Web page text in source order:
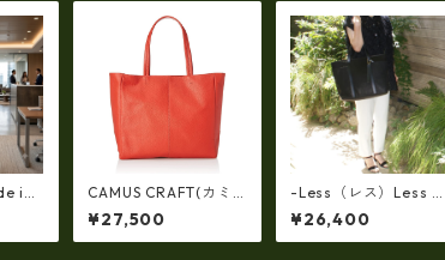
in j
グ
CAMUS CRAFT(カミ
ュクラフト) ビジネス
バッグ トートバッグ
日本製 撥水 軽量 ユニ
¥27,500
-Less（レス）Less D
ESIGN(レスデザイン)S
carred Texture（牛
革）斜め掛け＆多機能
¥26,400